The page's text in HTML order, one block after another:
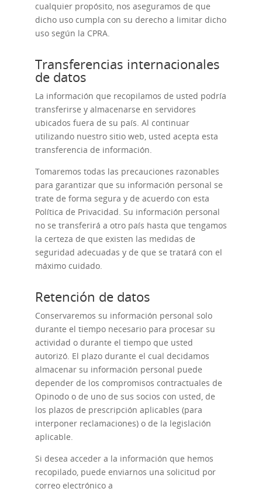
cualquier propósito, nos aseguramos de que
dicho uso cumpla con su derecho a limitar dicho
uso según la CPRA.
Transferencias internacionales
de datos
La información que recopilamos de usted podría
transferirse y almacenarse en servidores
ubicados fuera de su país. Al continuar
utilizando nuestro sitio web, usted acepta esta
transferencia de información.
Tomaremos todas las precauciones razonables
para garantizar que su información personal se
trate de forma segura y de acuerdo con esta
Política de Privacidad. Su información personal
no se transferirá a otro país hasta que tengamos
la certeza de que existen las medidas de
seguridad adecuadas y de que se tratará con el
máximo cuidado.
Retención de datos
Conservaremos su información personal solo
durante el tiempo necesario para procesar su
actividad o durante el tiempo que usted
autorizó. El plazo durante el cual decidamos
almacenar su información personal puede
depender de los compromisos contractuales de
Opinodo o de uno de sus socios con usted, de
los plazos de prescripción aplicables (para
interponer reclamaciones) o de la legislación
aplicable.
Si desea acceder a la información que hemos
recopilado, puede enviarnos una solicitud por
correo electrónico a